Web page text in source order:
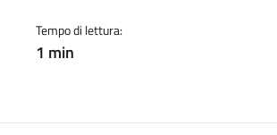
Tempo di lettura:
1 min